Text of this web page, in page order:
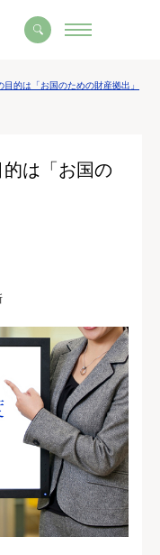
的は「お国のための財産拠出」
は「お国の